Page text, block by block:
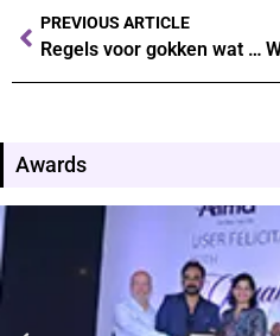
PREVIOUS ARTICLE
Regels voor gokken wat je moet weten over de wetgeving in Nederland
Awards